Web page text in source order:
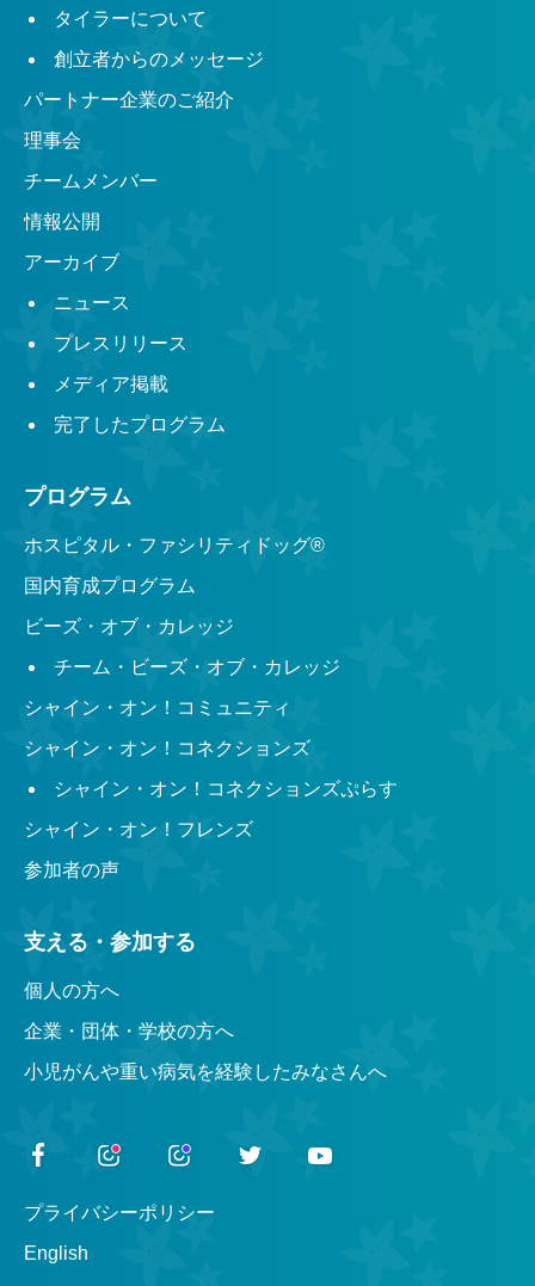
タイラーについて
創立者からのメッセージ
パートナー企業のご紹介
理事会
チームメンバー
情報公開
アーカイブ
ニュース
プレスリリース
メディア掲載
完了したプログラム
プログラム
ホスピタル・ファシリティドッグ®︎
国内育成プログラム
ビーズ・オブ・カレッジ
チーム・ビーズ・オブ・カレッジ
シャイン・オン！コミュニティ
シャイン・オン！コネクションズ
シャイン・オン！コネクションズぷらす
シャイン・オン！フレンズ
参加者の声
支える・参加する
個人の方へ
企業・団体・学校の方へ
小児がんや重い病気を経験したみなさんへ
プライバシーポリシー
English